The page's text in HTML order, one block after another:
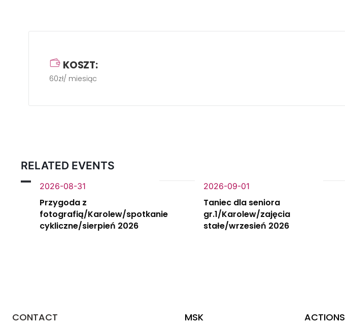
KOSZT:
60zł/ miesiąc
RELATED EVENTS
2026-08-31
Przygoda z
fotografią/Karolew/spotkanie
cykliczne/sierpień 2026
2026-09-01
Taniec dla seniora
gr.1/Karolew/zajęcia
stałe/wrzesień 2026
CONTACT MSK ACTIONS